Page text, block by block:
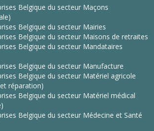
Belgique du secteur Maçons
Belgique du secteur Mairies
Belgique du secteur Maisons de retraites
Belgique du secteur Mandataires
Belgique du secteur Manufacture
Belgique du secteur Matériel agricole
réparation)
Belgique du secteur Matériel médical
Belgique du secteur Médecine et Santé